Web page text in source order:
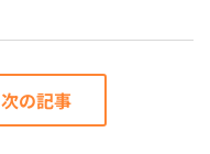
次の記事